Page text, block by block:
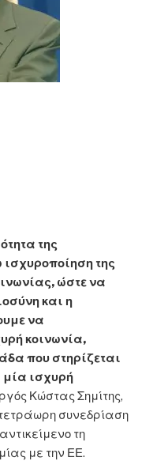
της
της
ώστε να
και η
να
κοινωνία,
που στηρίζεται
μία ισχυρή
Κώστας Σημίτης,
συνεδρίαση
τη
με την ΕΕ.